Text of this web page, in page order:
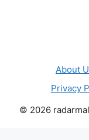
About
Privacy
© 2026